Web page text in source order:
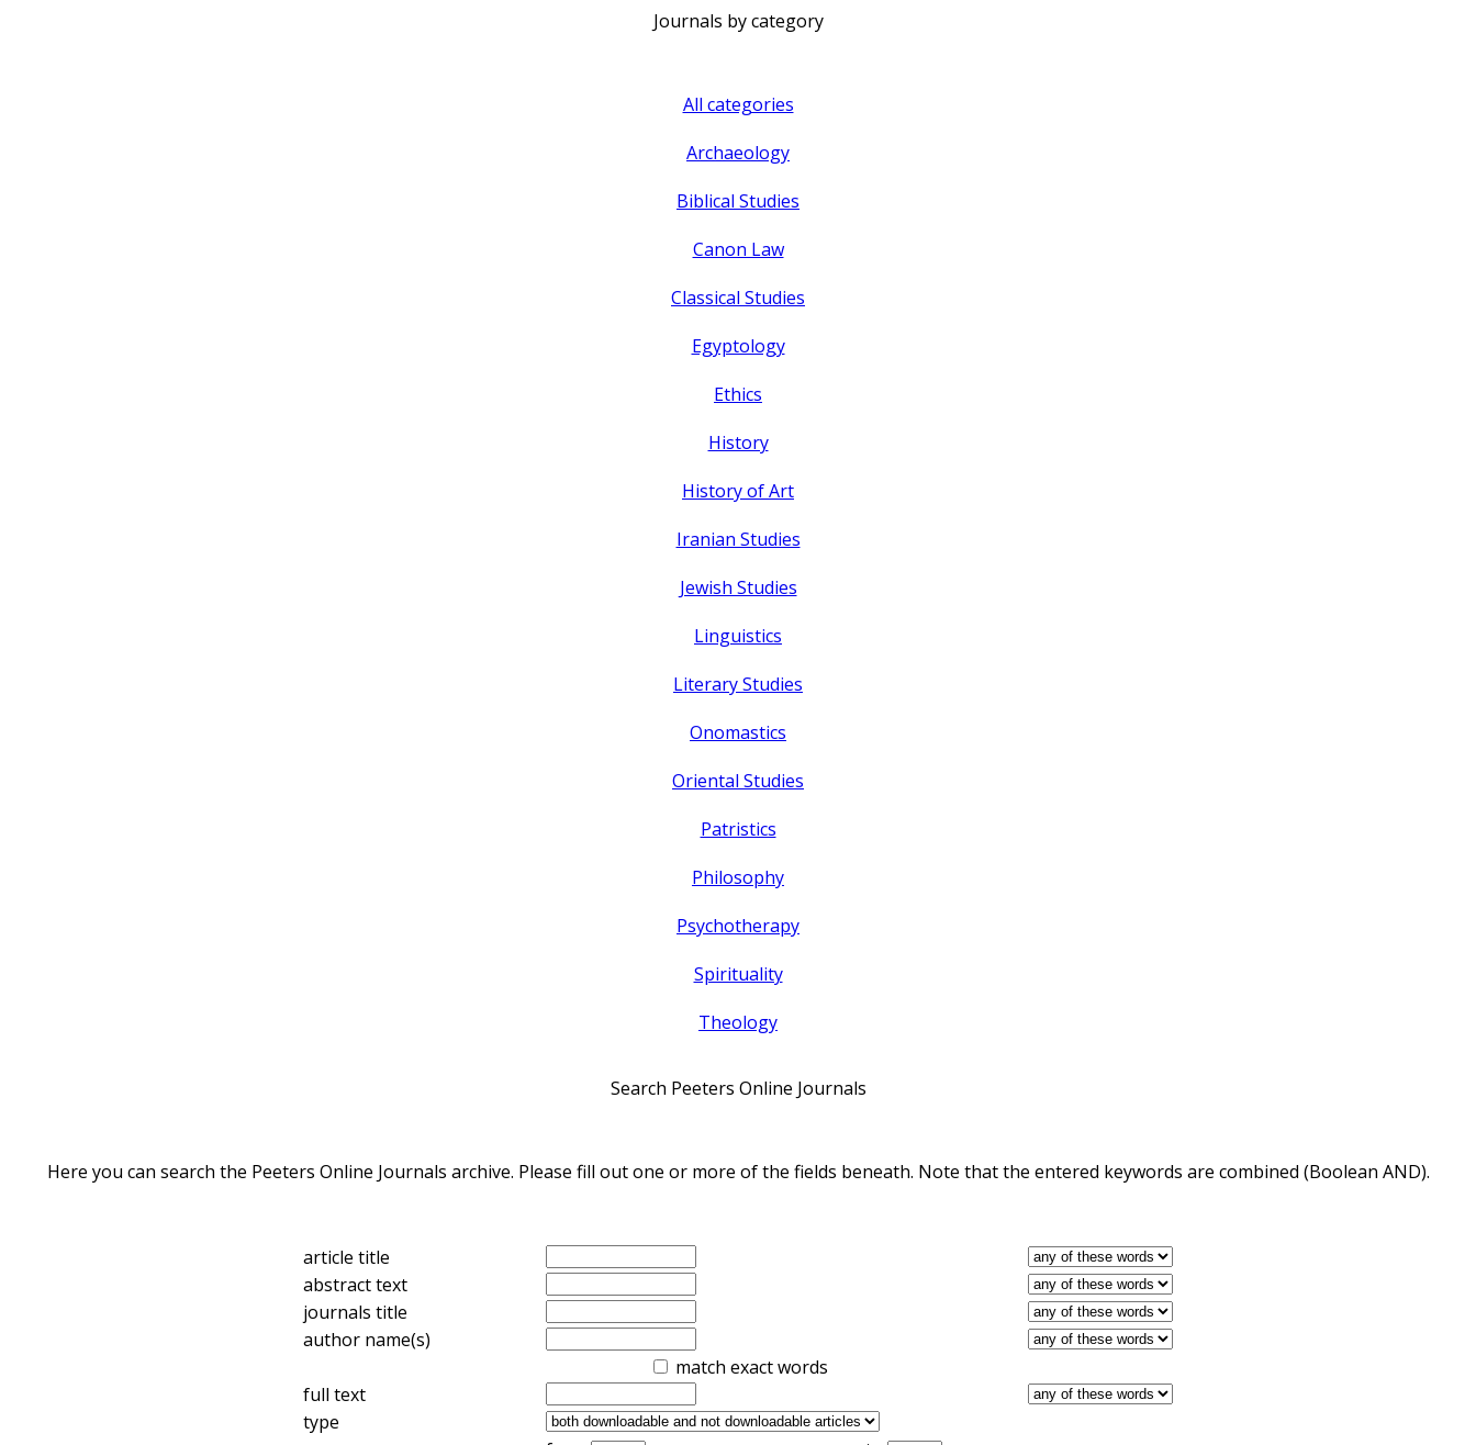
Journals by category
All categories
Archaeology
Biblical Studies
Canon Law
Classical Studies
Egyptology
Ethics
History
History of Art
Iranian Studies
Jewish Studies
Linguistics
Literary Studies
Onomastics
Oriental Studies
Patristics
Philosophy
Psychotherapy
Spirituality
Theology
Search Peeters Online Journals
Here you can search the Peeters Online Journals archive. Please fill out one or more of the fields beneath. Note that the entered keywords are combined (Boolean AND).
article title
abstract text
journals title
author name(s)
match exact words
full text
type